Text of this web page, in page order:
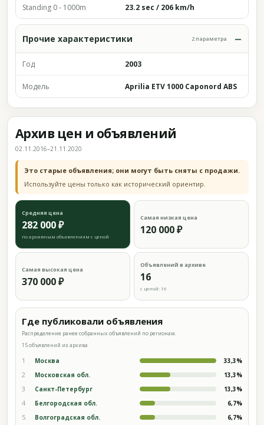
Standing 0 - 1000m 23.2 sec / 206 km/h
Прочие характеристики 2 параметра
Год 2003
Модель Aprilia ETV 1000 Caponord ABS
Архив цен и объявлений
02.11.2016–21.11.2020
Это старые объявления; они могут быть сняты с продажи.
Используйте цены только как исторический ориентир.
Средняя цена
282 000 ₽
по архивным объявлениям с ценой
Самая низкая цена
120 000 ₽
Самая высокая цена
370 000 ₽
Объявлений в архиве
16
с ценой: 16
Где публиковали объявления
Распределение ранее собранных объявлений по регионам.
15 объявлений из архива
1 Москва 33,3%
2 Московская обл. 13,3%
3 Санкт-Петербург 13,3%
4 Белгородская обл. 6,7%
5 Волгоградская обл. 6,7%